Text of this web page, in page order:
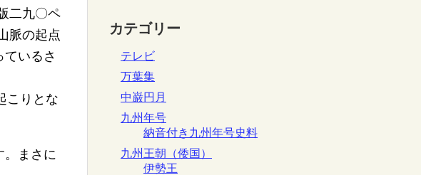
二九〇ペ
脈の起点
いるさ
こりとな
。まさに
カテゴリー
テレビ
万葉集
中巌円月
九州年号
納音付き九州年号史料
九州王朝（倭国）
伊勢王